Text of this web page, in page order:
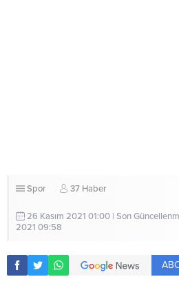
Spor 37 Haber
26 Kasım 2021 01:00 | Son
2021 09:58